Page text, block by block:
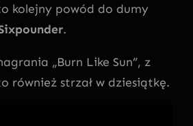
kolejny powód do dumy
.
„Burn Like Sun”, z
również strzał w dziesiątkę.